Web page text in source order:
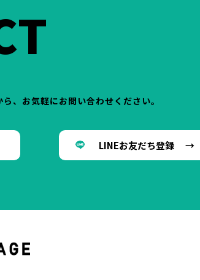
、お気軽にお問い合わせください。
LINEお友だち登録 →